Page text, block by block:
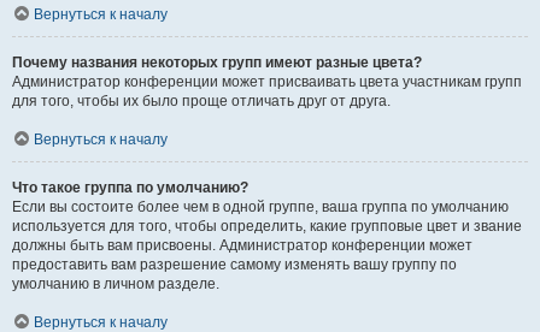
Вернуться к началу
Почему названия некоторых групп имеют разные цвета?
Администратор конференции может присваивать цвета участникам групп
для того, чтобы их было проще отличать друг от друга.
Вернуться к началу
Что такое группа по умолчанию?
Если вы состоите более чем в одной группе, ваша группа по умолчанию
используется для того, чтобы определить, какие групповые цвет и звание
должны быть вам присвоены. Администратор конференции может
предоставить вам разрешение самому изменять вашу группу по
умолчанию в личном разделе.
Вернуться к началу